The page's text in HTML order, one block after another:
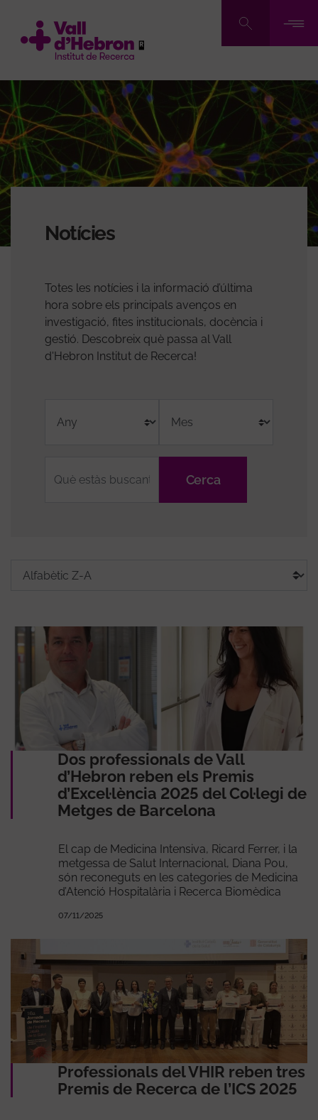
contingut
Notícies
Totes les notícies i la informació d’última
hora sobre els principals avenços en
investigació, fites institucionals, docència i
gestió. Descobreix què passa al Vall
d'Hebron Institut de Recerca!
search
de
media
by
en
Dos professionals de Vall
d’Hebron reben els Premis
d’Excel·lència 2025 del Col·legi de
Metges de Barcelona
El cap de Medicina Intensiva, Ricard Ferrer, i la
metgessa de Salut Internacional, Diana Pou,
són reconeguts en les categories de Medicina
d’Atenció Hospitalària i Recerca Biomèdica
07/11/2025
Professionals del VHIR reben tres
Premis de Recerca de l’ICS 2025